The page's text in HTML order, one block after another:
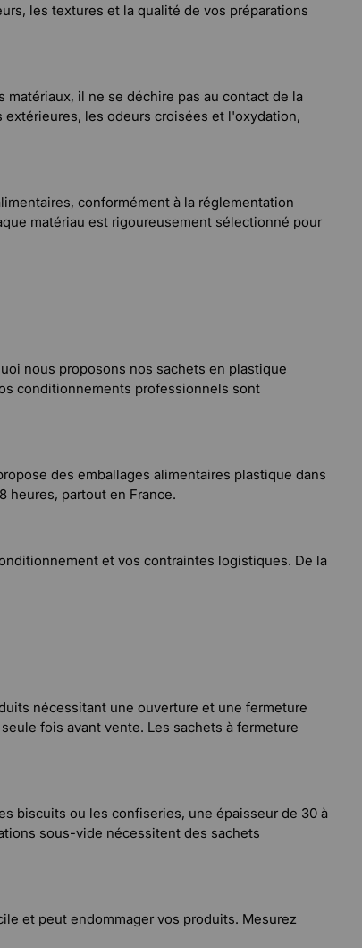
les textures et la qualité de vos préparations
il ne se déchire pas au contact de la
les odeurs croisées et l'oxydation,
conformément à la réglementation
matériau est rigoureusement sélectionné pour
nous proposons nos sachets en plastique
conditionnements professionnels sont
des emballages alimentaires plastique dans
heures, partout en France.
et vos contraintes logistiques. De la
nécessitant une ouverture et une fermeture
fois avant vente. Les sachets à fermeture
biscuits ou les confiseries, une épaisseur de 30 à
sous-vide nécessitent des sachets
et peut endommager vos produits. Mesurez